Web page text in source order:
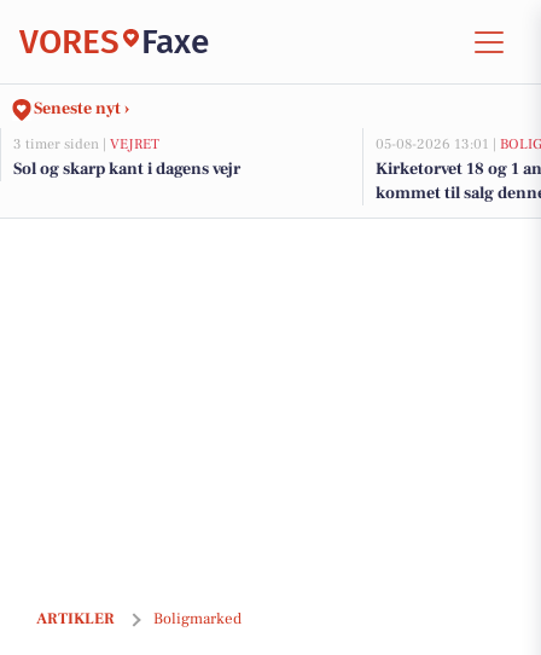
VORES Faxe
Seneste nyt ›
3 timer siden | VEJRET
Sol og skarp kant i dagens vejr
05-08-2026 13:01 |
Kirketorvet 18 og 1
kommet til salg
boligerne her.
ARTIKLER Boligmarked
Luksus til salg: Solvænget 28 til 3.750.000 kr – Se Faxes dyreste